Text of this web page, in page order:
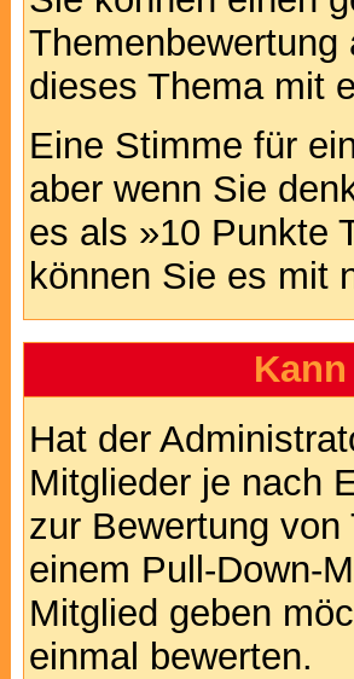
dieses Thema mit
Eine Stimme für
aber wenn Sie
es als »10 Punkte
können Sie es mit
Hat der
Mitglieder je nach
zur Bewertung
einem Pull-Down-
Mitglied geben
einmal bewerten.